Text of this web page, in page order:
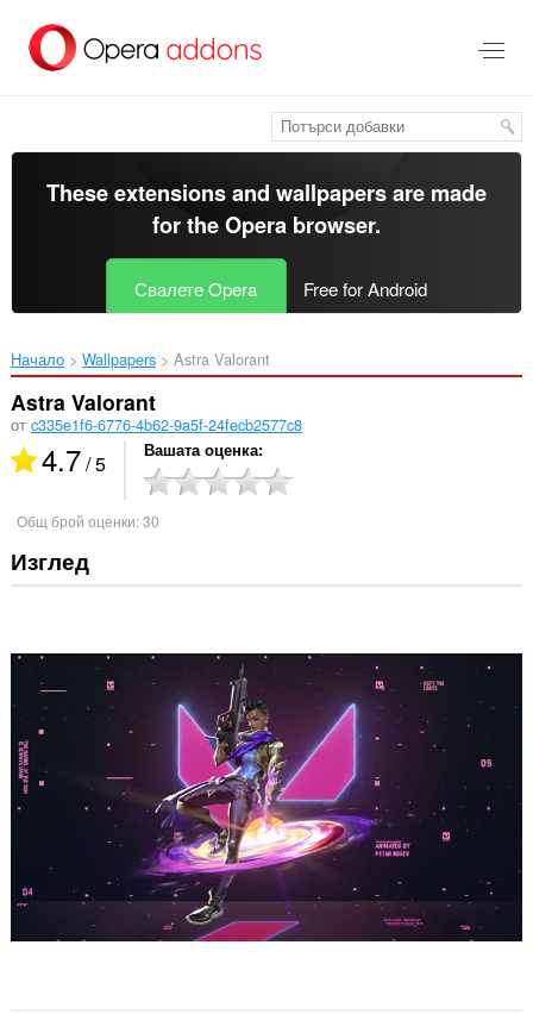
главното
съдържание
These extensions and wallpapers are made
for theOpera browser.
Свалете Opera Free for Android
Начало Wallpapers Astra Valorant‎
Astra Valorant
от c335e1f6-6776-4b62-9a5f-24fecb2577c8
4.7/ 5 Вашата оценка
Общ брой оценки:30
Изглед